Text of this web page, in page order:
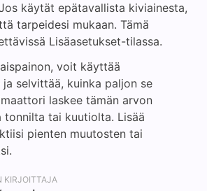
käytät epätavallista kiviainesta,
tarpeidesi mukaan. Tämä
Lisäasetukset-tilassa.
voit käyttää
ja selvittää, kuinka paljon se
laskee tämän arvon
tonnilta tai kuutiolta. Lisää
pienten muutosten tai
KIRJOITTAJA